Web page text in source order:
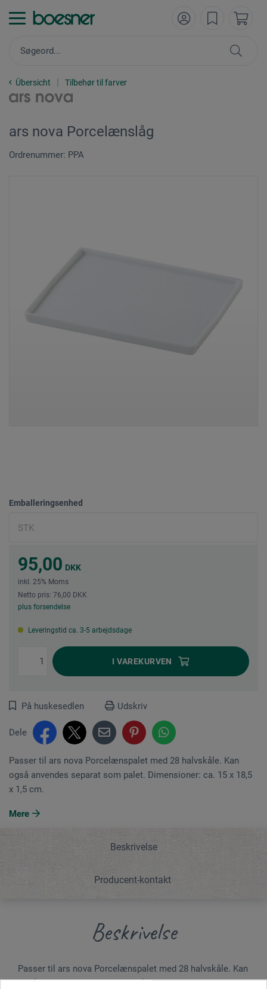
Übersicht Tilbehør til farver
ars nova Porcelænslåg
Ordrenummer: PPA
Emballeringsenhed
95,00 DKK
inkl. 25% Moms
Netto pris: 76,00 DKK
plus forsendelse
Leveringstid ca. 3-5 arbejdsdage
I VAREKURVEN
På huskesedlen Udskriv
Dele
Passer til ars nova Porcelænspalet med 28 halvskåle. Kan
også anvendes separat som palet. Dimensioner: ca. 15 x 18,5
x 1,5 cm.
Mere
Beskrivelse
Producent-kontakt
Beskrivelse
Passer til ars nova Porcelænspalet med 28 halvskåle. Kan
også anvendes separat som palet. Dimensioner: ca. 15 x